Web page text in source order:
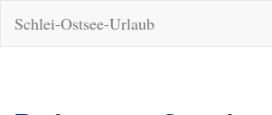
Schlei-Ostsee-Urlaub